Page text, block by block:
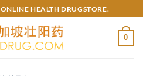
HEALTH DRUGSTORE.
0